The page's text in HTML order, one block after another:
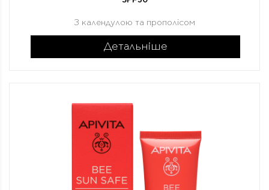
З календулою та прополісом
Детальніше